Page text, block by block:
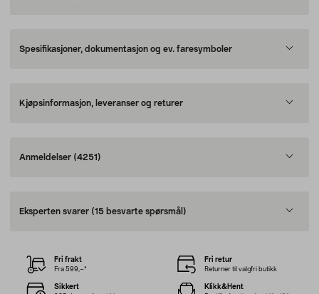
Spesifikasjoner, dokumentasjon og ev. faresymboler
Kjøpsinformasjon, leveranser og returer
Anmeldelser (4251)
Eksperten svarer (15 besvarte spørsmål)
Fri frakt
Fra 599,–*
Fri retur
Returner til valgfri butikk
Sikkert Klikk&Hent